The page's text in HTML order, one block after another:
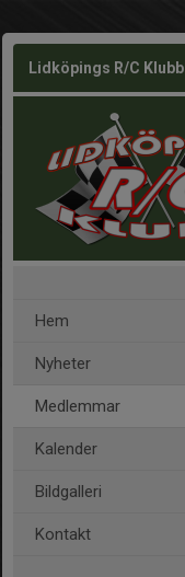
Lidköpings R/C Klubb
Hem
Nyheter
Medlemmar
Kalender
Bildgalleri
Kontakt